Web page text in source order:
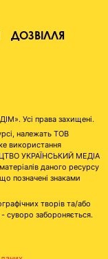
ДОЗВІЛЛЯ
Усі права захищені.
належать ТОВ
використання
УКРАЇНСЬКИЙ МЕДІА
даного ресурсу
позначені знаками
творів та/або
суворо забороняється.